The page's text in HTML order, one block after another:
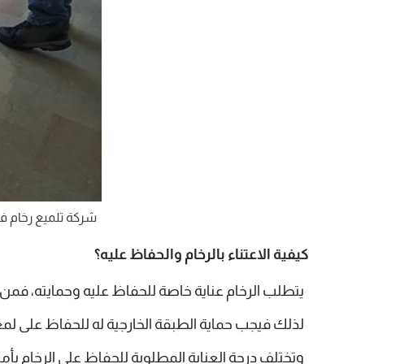
شركة تلميع رخام
كيفية الاعتناء بالرخام والحفاظ عليه؟
يتطلب الرخام عناية خاصة للحفاظ عليه وحمايته،
لذلك فيجب حماية الطبقة الخارجية له للحفاظ على
وتختلف درجة العناية المطلوبة للحفاظ على الرخام